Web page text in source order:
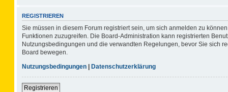
REGISTRIEREN
Sie müssen in diesem Forum registriert sein, um sich anmelden zu
Funktionen zuzugreifen. Die Board-Administration kann registrierten
Nutzungsbedingungen und die verwandten Regelungen, bevor Sie sich
Board bewegen.
Nutzungsbedingungen | Datenschutzerklärung
Registrieren